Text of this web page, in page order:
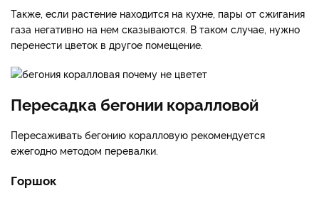
Также, если растение находится на кухне, пары от сжигания
газа негативно на нем сказываются. В таком случае, нужно
перенести цветок в другое помещение.
Пересадка бегонии коралловой
Пересаживать бегонию коралловую рекомендуется
ежегодно методом перевалки.
Горшок